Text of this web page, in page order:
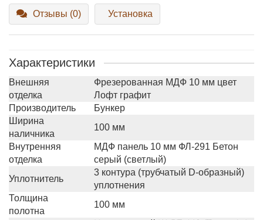
Отзывы (0) Установка
Характеристики
Внешняя
отделка
Фрезерованная МДФ 10 мм цвет
Лофт графит
Производитель
Бункер
Ширина
наличника
100 мм
Внутренняя
отделка
МДФ панель 10 мм ФЛ-291 Бетон
серый (светлый)
Уплотнитель
3 контура (трубчатый D-образный)
уплотнения
Толщина
полотна
100 мм